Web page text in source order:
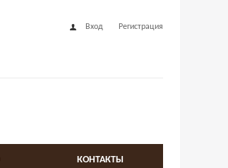
Вход Регистрация
КОНТАКТЫ